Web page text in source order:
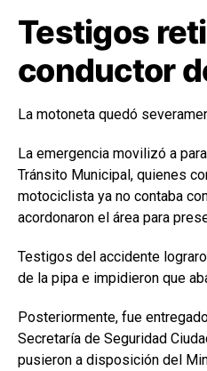
Testigos
conductor
La motoneta quedó
La emergencia movilizó a
Tránsito Municipal, quienes
motociclista ya no contaba
acordonaron el área para
Testigos del accidente
de la pipa e impidieron que
Posteriormente, fue
Secretaría de Seguridad
pusieron a disposición del